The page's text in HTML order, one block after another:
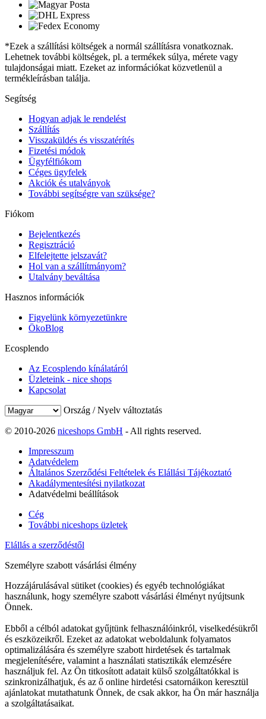
*Ezek a szállítási költségek a normál szállításra vonatkoznak.
Lehetnek további költségek, pl. a termékek súlya, mérete vagy
tulajdonságai miatt. Ezeket az információkat közvetlenül a
termékleírásban találja.
Segítség
Hogyan adjak le rendelést
Szállítás
Visszaküldés és visszatérítés
Fizetési módok
Ügyfélfiókom
Céges ügyfelek
Akciók és utalványok
További segítségre van szüksége?
Fiókom
Bejelentkezés
Regisztráció
Elfelejtette jelszavát?
Hol van a szállítmányom?
Utalvány beváltása
Hasznos információk
Figyelünk környezetünkre
ÖkoBlog
Ecosplendo
Az Ecosplendo kínálatáról
Üzleteink - nice shops
Kapcsolat
Ország / Nyelv változtatás
© 2010-2026 niceshops GmbH - All rights reserved.
Impresszum
Adatvédelem
Általános Szerződési Feltételek és Elállási Tájékoztató
Akadálymentesítési nyilatkozat
Adatvédelmi beállítások
Cég
További niceshops üzletek
Elállás a szerződéstől
Személyre szabott vásárlási élmény
Hozzájárulásával sütiket (cookies) és egyéb technológiákat
használunk, hogy személyre szabott vásárlási élményt nyújtsunk
Önnek.
Ebből a célból adatokat gyűjtünk felhasználóinkról, viselkedésükről
és eszközeikről. Ezeket az adatokat weboldalunk folyamatos
optimalizálására és személyre szabott hirdetések és tartalmak
megjelenítésére, valamint a használati statisztikák elemzésére
használjuk fel. Az Ön titkosított adatait külső szolgáltatókkal is
szinkronizálhatjuk, és az ő online hirdetési csatornáikon keresztül
ajánlatokat mutathatunk Önnek, de csak akkor, ha Ön már használja
a szolgáltatásaikat.